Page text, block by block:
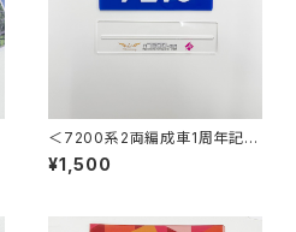
＜7200系2両編成車1周年記念
＞車番・ワンマン両面プレートス
タンド （7210号車）
¥1,500